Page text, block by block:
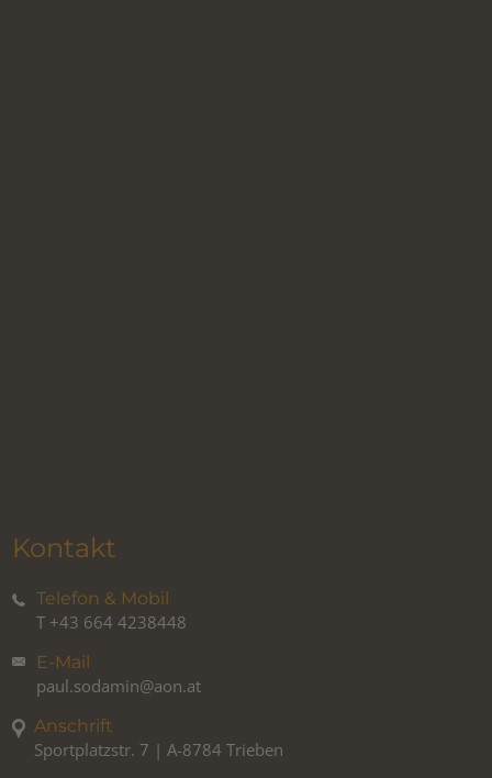
Kontakt
Telefon & Mobil
T +43 664 4238448
E-Mail
paul.sodamin@aon.at
Anschrift
Sportplatzstr. 7 | A-8784 Trieben